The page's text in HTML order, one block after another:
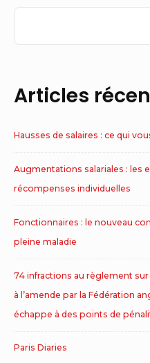
Widget
Area
Articles
Hausses de salaires : ce qui
Augmentations salariales : les
récompenses individuelles
Fonctionnaires : le nouveau
pleine maladie
74 infractions au règlement
à l’amende par la Fédération
échappe à des points de
Paris Diaries